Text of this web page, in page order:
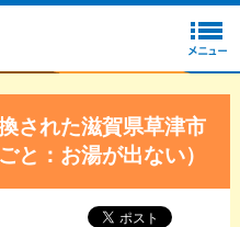
された滋賀県草津市
と：お湯が出ない）